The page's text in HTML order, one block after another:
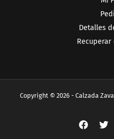
Detalles
Copyright © 2026 - Calzada